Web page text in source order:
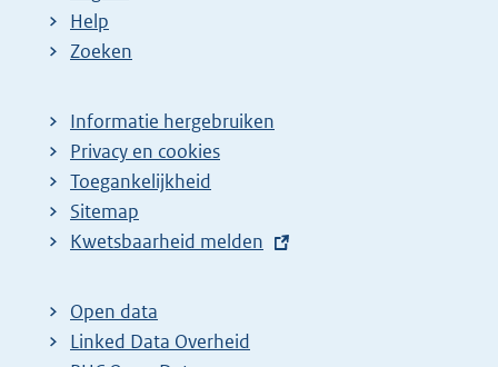
Help
Zoeken
Informatie hergebruiken
Privacy en cookies
Toegankelijkheid
Sitemap
E
t
e
r
Kwetsbaarheid melden
Open data
Linked Data Overheid